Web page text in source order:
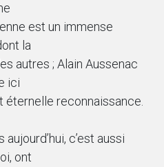
est un immense
la
autres ; Alain Aussenac
ici
éternelle reconnaissance.
c’est aussi
ont